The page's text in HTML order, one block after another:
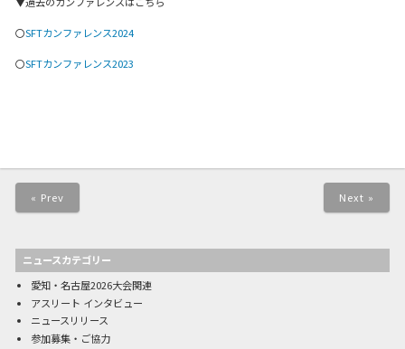
〇SFTカンファレンス2024
〇SFTカンファレンス2023
« Prev Next »
ニュースカテゴリー
愛知・名古屋2026大会関連
アスリート インタビュー
ニュースリリース
参加募集・ご協力